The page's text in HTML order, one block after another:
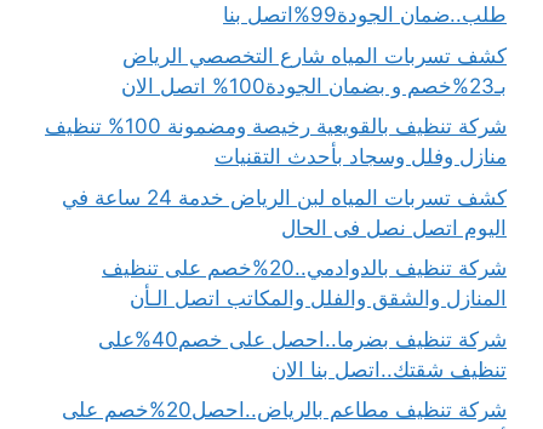
طلب..ضمان الجودة99%اتصل بنا
كشف تسربات المياه شارع التخصصي الرياض
بـ23%خصم و بضمان الجودة100% اتصل الان
شركة تنظيف بالقويعية رخيصة ومضمونة 100% تنظيف
منازل وفلل وسجاد بأحدث التقنيات
كشف تسربات المياه لبن الرياض خدمة 24 ساعة في
اليوم اتصل نصل فى الحال
شركة تنظيف بالدوادمي..20%خصم على تنظيف
المنازل والشقق والفلل والمكاتب اتصل الـأن
شركة تنظيف بضرما..احصل على خصم40%على
تنظيف شقتك..اتصل بنا الان
شركة تنظيف مطاعم بالرياض..احصل20%خصم على